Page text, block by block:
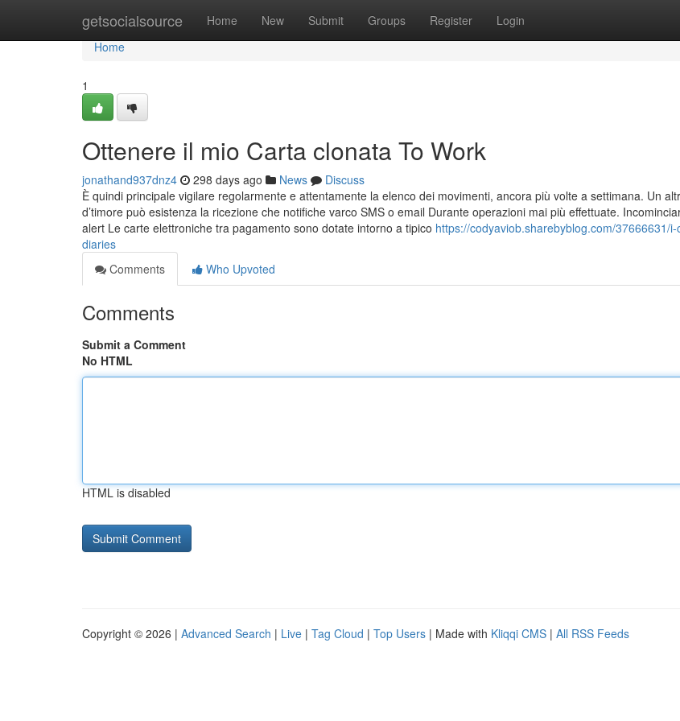
getsocialsource Home New Submit Groups Register Login
Home
Home
1
Ottenere il mio Carta clonata To Work
jonathand937dnz4 298 days ago News
Discuss
È quindi principale vigilare regolarmente e attentamente la elenco dei movimenti, ancora più volte a settimana. Un
d’timore può esistenza la ricezione che notifiche varco SMS o email Durante operazioni mai più effettuate.
alert Le carte elettroniche tra pagamento sono dotate intorno a tipico https://codyaviob.sharebyblog.com/37666631/
diaries
Comments
Who Upvoted
Comments
Submit a Comment
No HTML
HTML is disabled
Copyright © 2026 | Advanced Search | Live | Tag Cloud | Top Users | Made with Kliqqi CMS | All RSS Feeds